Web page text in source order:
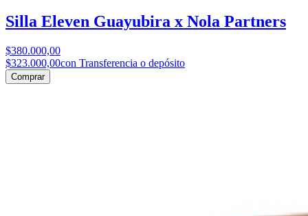
Silla Eleven Guayubira x Nola Partners
$380.000,00
$323.000,00con Transferencia o depósito
Comprar